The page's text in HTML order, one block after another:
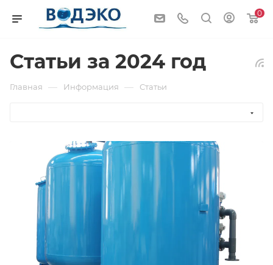
0
Статьи за 2024 год
Главная — Информация — Статьи